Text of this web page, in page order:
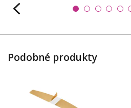
Podobné produkty